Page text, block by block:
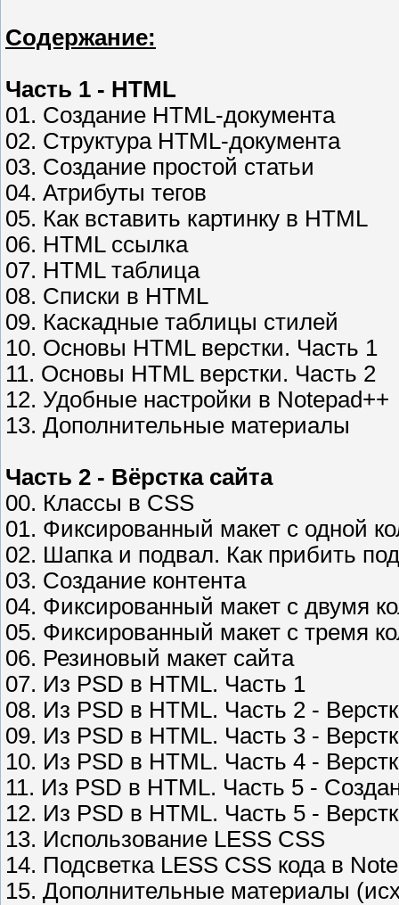
Содержание:
Часть 1 - HTML
01. Создание HTML-документа
02. Структура HTML-документа
03. Создание простой статьи
04. Атрибуты тегов
05. Как вставить картинку в HTML
06. HTML ссылка
07. HTML таблица
08. Списки в HTML
09. Каскадные таблицы стилей
10. Основы HTML верстки. Часть 1
11. Основы HTML верстки. Часть 2
12. Удобные настройки в Notepad++
13. Дополнительные материалы
Часть 2 - Вёрстка сайта
00. Классы в CSS
01. Фиксированный макет c одной
02. Шапка и подвал. Как прибить
03. Создание контента
04. Фиксированный макет с двумя
05. Фиксированный макет с тремя
06. Резиновый макет сайта
07. Из PSD в HTML. Часть 1
08. Из PSD в HTML. Часть 2 -
09. Из PSD в HTML. Часть 3 -
10. Из PSD в HTML. Часть 4 -
11. Из PSD в HTML. Часть 5 -
12. Из PSD в HTML. Часть 5 -
13. Использование LESS CSS
14. Подсветка LESS CSS кода в
15. Дополнительные материалы